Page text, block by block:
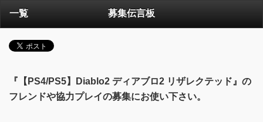
一覧 募集伝言板
『【PS4/PS5】Diablo2 ディアブロ2 リザレクテッド』の
フレンドや協力プレイの募集にお使い下さい。